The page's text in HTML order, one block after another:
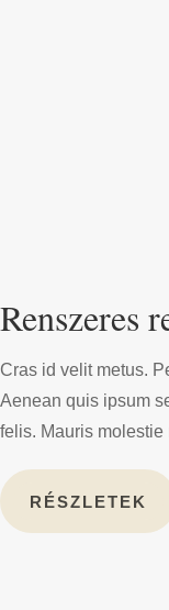
Renszeres
Cras id velit metus.
Aenean quis ipsum
felis. Mauris
RÉSZLETEK